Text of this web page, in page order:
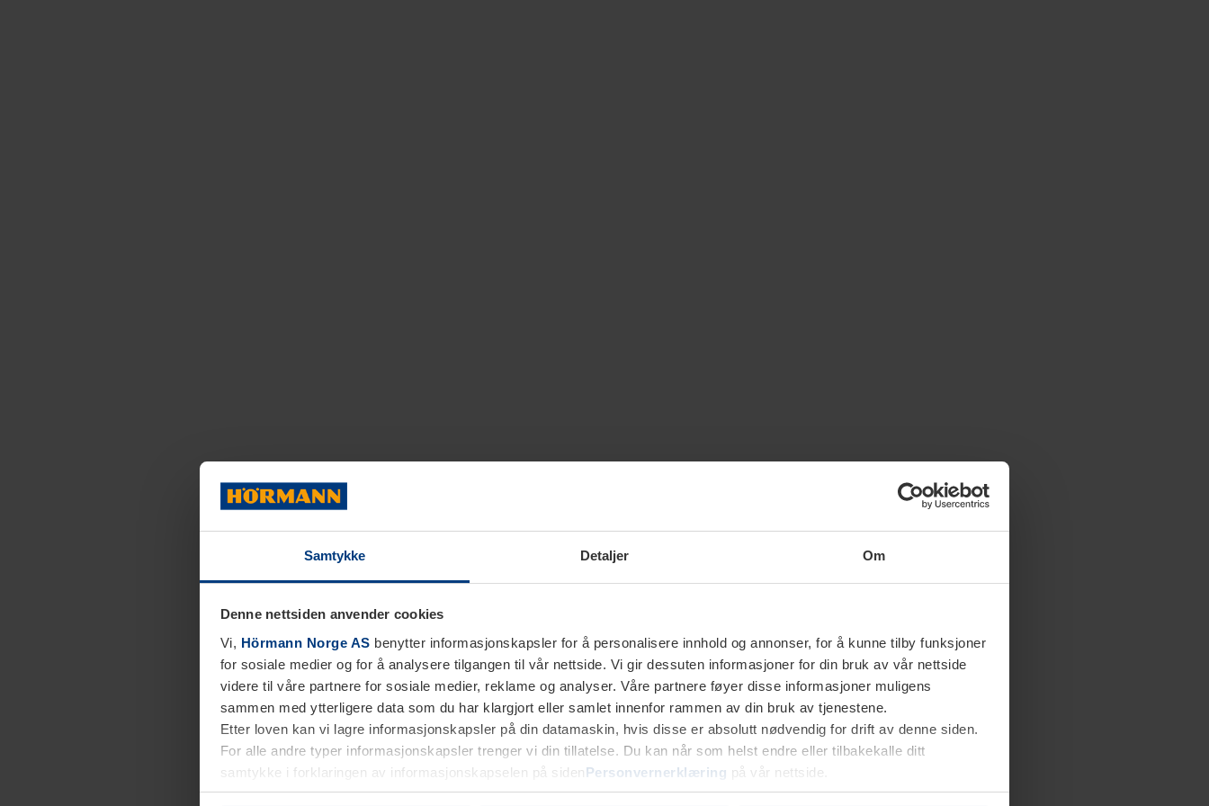
Samtykke Detaljer Om
Denne nettsiden anvender cookies
Vi, Hörmann Norge AS benytter informasjonskapsler for å personalisere innhold og annonser, for å kunne tilby funksjoner
for sosiale medier og for å analysere tilgangen til vår nettside. Vi gir dessuten informasjoner for din bruk av vår nettside
videre til våre partnere for sosiale medier, reklame og analyser. Våre partnere føyer disse informasjoner muligens
sammen med ytterligere data som du har klargjort eller samlet innenfor rammen av din bruk av tjenestene.
Etter loven kan vi lagre informasjonskapsler på din datamaskin, hvis disse er absolutt nødvendig for drift av denne siden.
For alle andre typer informasjonskapsler trenger vi din tillatelse. Du kan når som helst endre eller tilbakekalle ditt
samtykke i forklaringen av informasjonskapselen på sidenPersonvernerklæring på vår nettside.